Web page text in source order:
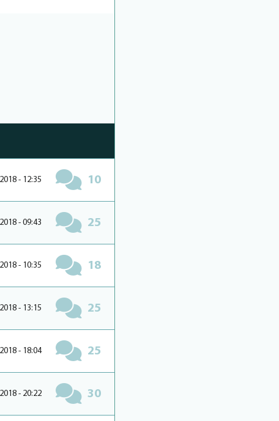
- 12:35 10
- 09:43 25
- 10:35 18
- 13:15 25
- 18:04 25
- 20:22 30